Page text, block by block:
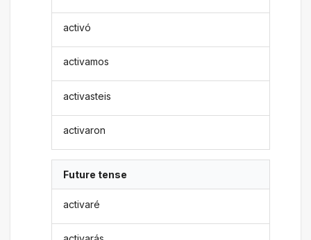
activó
activamos
activasteis
activaron
Future tense
activaré